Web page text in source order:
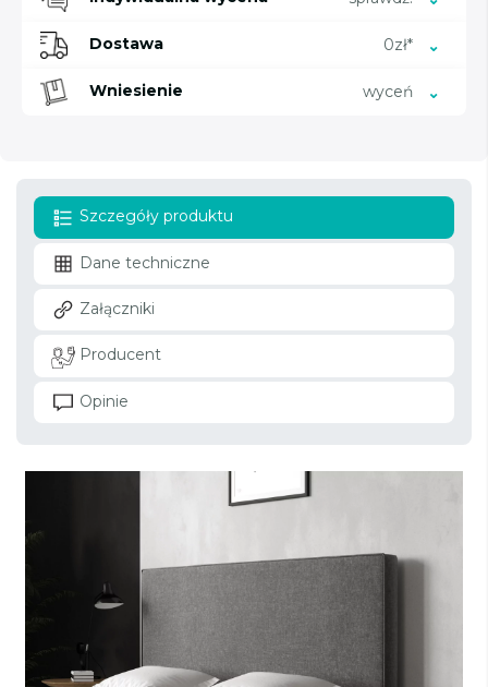
Dostawa 0zł*
Wniesienie wyceń
Szczegóły produktu
Dane techniczne
Załączniki
Producent
Opinie